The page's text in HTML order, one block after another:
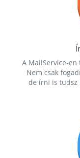
A MailService-
Nem csak
de írni is tudsz